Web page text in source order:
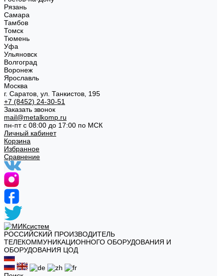
Рязань
Самара
Тамбов
Томск
Тюмень
Уфа
Ульяновск
Волгоград
Воронеж
Ярославль
Москва
г. Саратов, ул. Танкистов, 195
+7 (8452) 24-30-51
Заказать звонок
mail@metalkomp.ru
пн-пт с 08:00 до 17:00 по МСК
Личный кабинет
Корзина
Избранное
Сравнение
РОССИЙСКИЙ ПРОИЗВОДИТЕЛЬ
ТЕЛЕКОММУНИКАЦИОННОГО ОБОРУДОВАНИЯ И
ОБОРУДОВАНИЯ ЦОД